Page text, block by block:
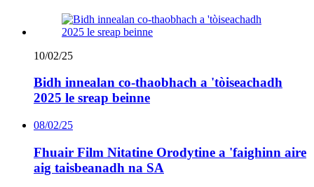
10/02/25
Bidh innealan co-thaobhach a 'tòiseachadh
2025 le sreap beinne
08/02/25
Fhuair Film Nitatine Orodytine a 'faighinn aire
aig taisbeanadh na SA